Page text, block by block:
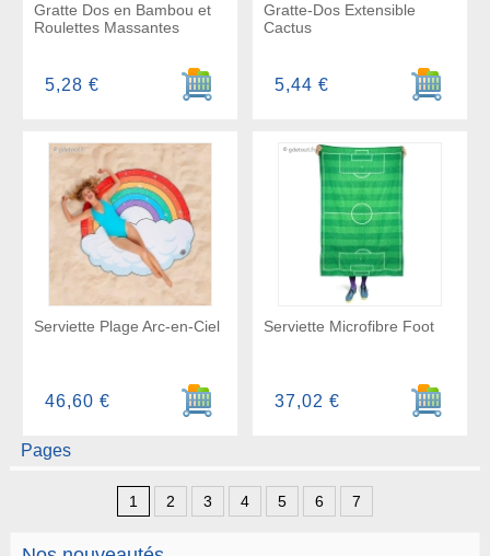
Gratte Dos en Bambou et
Roulettes Massantes
Ajouter au panier
5,28 €
Gratte-Dos Extensible
Cactus
Ajouter
5,44 €
Serviette Plage Arc-en-Ciel
Ajouter au panier
46,60 €
Serviette Microfibre Foot
Ajouter
37,02 €
Pages
1 2 3 4 5 6 7